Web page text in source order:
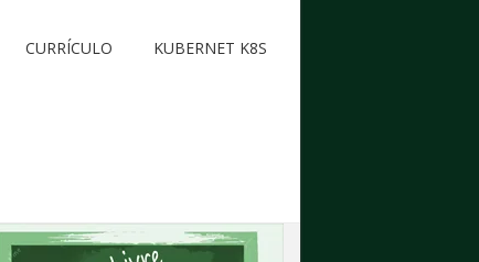
CURRÍCULO KUBERNET K8S